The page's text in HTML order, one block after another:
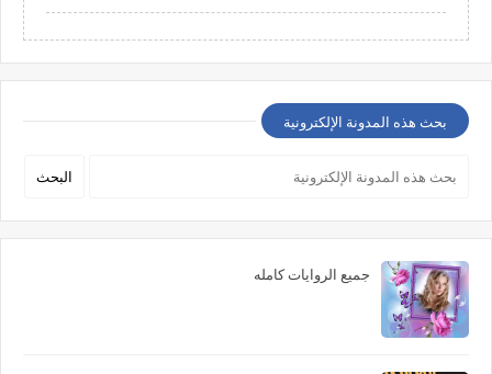
بحث هذه المدونة الإلكترونية
جميع الروايات كامله